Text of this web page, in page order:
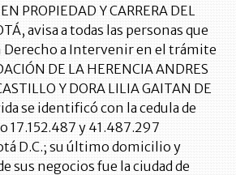
PROPIEDAD Y CARRERA DEL
avisa a todas las personas que
Derecho a Intervenir en el trámite
DE LA HERENCIA ANDRES
Y DORA LILIA GAITAN DE
se identificó con la cedula de
17.152.487 y 41.487.297
D.C.; su último domicilio y
sus negocios fue la ciudad de